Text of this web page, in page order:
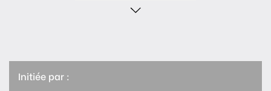
Initiée par :